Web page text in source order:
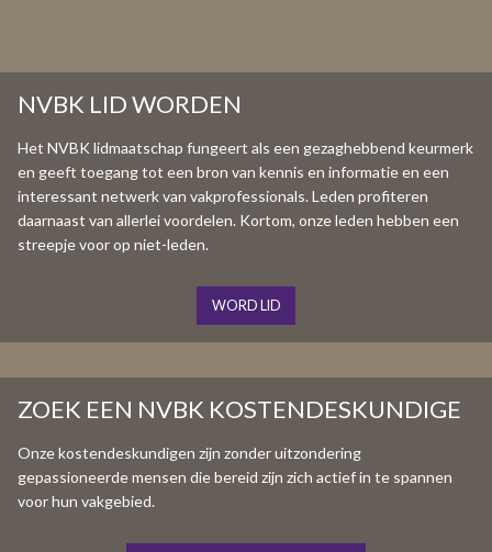
NVBK LID WORDEN
Het NVBK lidmaatschap fungeert als een gezaghebbend keurmerk
en geeft toegang tot een bron van kennis en informatie en een
interessant netwerk van vakprofessionals. Leden profiteren
daarnaast van allerlei voordelen. Kortom, onze leden hebben een
streepje voor op niet-leden.
WORD LID
ZOEK EEN NVBK KOSTENDESKUNDIGE
Onze kostendeskundigen zijn zonder uitzondering
gepassioneerde mensen die bereid zijn zich actief in te spannen
voor hun vakgebied.